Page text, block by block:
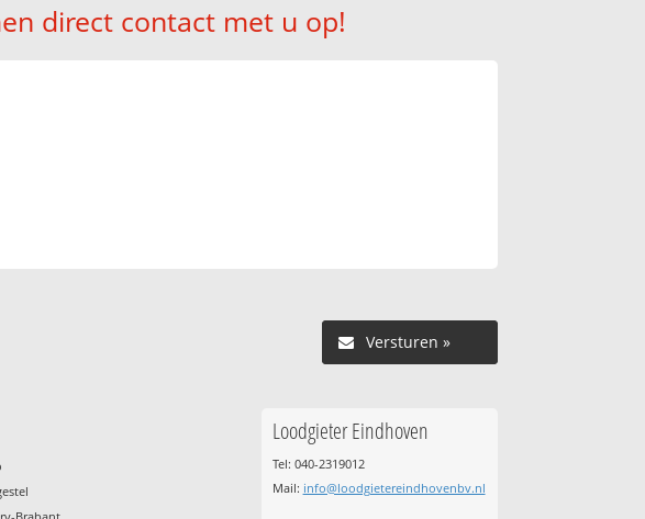
direct contact met u op!
Versturen »
Loodgieter Eindhoven
Tel: 040-2319012
Mail: info@loodgietereindhovenbv.nl